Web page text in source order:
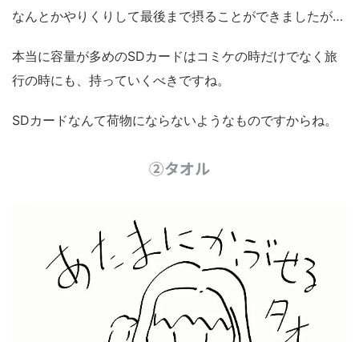
なんとかやりくりして最後まで摂ることができましたが…
本当に容量が多めのSDカードはコミケの時だけでなく旅
行の時にも、持っていくべきですね。
SDカードなんて荷物にならないようなものですからね。
②タオル